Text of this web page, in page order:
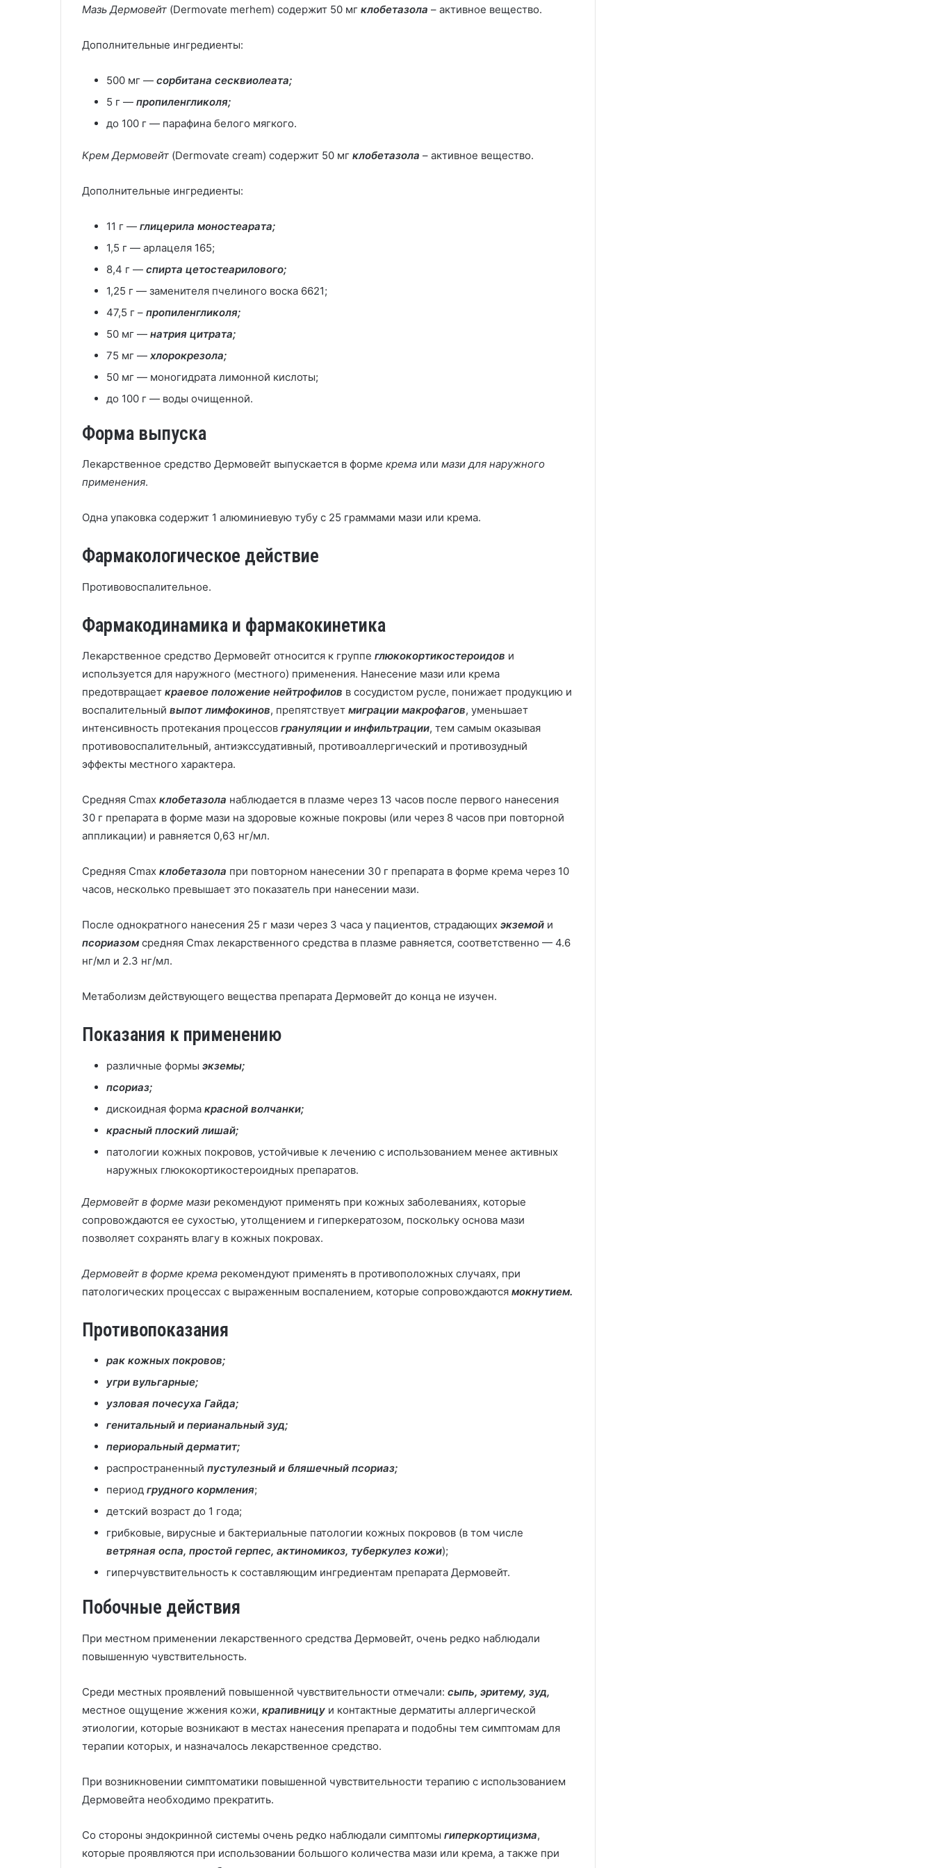
Мазь Дермовейт (Dermovate merhem) содержит 50 мг клобетазола – активное вещество.
Дополнительные ингредиенты:
500 мг — сорбитана сесквиолеата;
5 г — пропиленгликоля;
до 100 г — парафина белого мягкого.
Крем Дермовейт (Dermovate cream) содержит 50 мг клобетазола – активное вещество.
Дополнительные ингредиенты:
11 г — глицерила моностеарата;
1,5 г — арлацеля 165;
8,4 г — спирта цетостеарилового;
1,25 г — заменителя пчелиного воска 6621;
47,5 г – пропиленгликоля;
50 мг — натрия цитрата;
75 мг — хлорокрезола;
50 мг — моногидрата лимонной кислоты;
до 100 г — воды очищенной.
Форма выпуска
Лекарственное средство Дермовейт выпускается в форме крема или мази для наружного
применения.
Одна упаковка содержит 1 алюминиевую тубу с 25 граммами мази или крема.
Фармакологическое действие
Противовоспалительное.
Фармакодинамика и фармакокинетика
Лекарственное средство Дермовейт относится к группе глюкокортикостероидов и
используется для наружного (местного) применения. Нанесение мази или крема
предотвращает краевое положение нейтрофилов в сосудистом русле, понижает продукцию и
воспалительный выпот лимфокинов, препятствует миграции макрофагов, уменьшает
интенсивность протекания процессов грануляции и инфильтрации, тем самым оказывая
противовоспалительный, антиэкссудативный, противоаллергический и противозудный
эффекты местного характера.
Средняя Cmax клобетазола наблюдается в плазме через 13 часов после первого нанесения
30 г препарата в форме мази на здоровые кожные покровы (или через 8 часов при повторной
аппликации) и равняется 0,63 нг/мл.
Средняя Cmax клобетазола при повторном нанесении 30 г препарата в форме крема через 10
часов, несколько превышает это показатель при нанесении мази.
После однократного нанесения 25 г мази через 3 часа у пациентов, страдающих экземой и
псориазом средняя Cmax лекарственного средства в плазме равняется, соответственно — 4.6
нг/мл и 2.3 нг/мл.
Метаболизм действующего вещества препарата Дермовейт до конца не изучен.
Показания к применению
различные формы экземы;
псориаз;
дискоидная форма красной волчанки;
красный плоский лишай;
патологии кожных покровов, устойчивые к лечению с использованием менее активных
наружных глюкокортикостероидных препаратов.
Дермовейт в форме мази рекомендуют применять при кожных заболеваниях, которые
сопровождаются ее сухостью, утолщением и гиперкератозом, поскольку основа мази
позволяет сохранять влагу в кожных покровах.
Дермовейт в форме крема рекомендуют применять в противоположных случаях, при
патологических процессах с выраженным воспалением, которые сопровождаются мокнутием.
Противопоказания
рак кожных покровов;
угри вульгарные;
узловая почесуха Гайда;
генитальный и перианальный зуд;
периоральный дерматит;
распространенный пустулезный и бляшечный псориаз;
период грудного кормления;
детский возраст до 1 года;
грибковые, вирусные и бактериальные патологии кожных покровов (в том числе
ветряная оспа, простой герпес, актиномикоз, туберкулез кожи);
гиперчувствительность к составляющим ингредиентам препарата Дермовейт.
Побочные действия
При местном применении лекарственного средства Дермовейт, очень редко наблюдали
повышенную чувствительность.
Среди местных проявлений повышенной чувствительности отмечали: сыпь, эритему, зуд,
местное ощущение жжения кожи, крапивницу и контактные дерматиты аллергической
этиологии, которые возникают в местах нанесения препарата и подобны тем симптомам для
терапии которых, и назначалось лекарственное средство.
При возникновении симптоматики повышенной чувствительности терапию с использованием
Дермовейта необходимо прекратить.
Со стороны эндокринной системы очень редко наблюдали симптомы гиперкортицизма,
которые проявляются при использовании большого количества мази или крема, а также при